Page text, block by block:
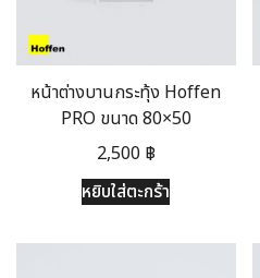
หน้าต่างบานกระทุ้ง Hoffen
PRO ขนาด 80×50
2,500 ฿
หยิบใส่ตะกร้า